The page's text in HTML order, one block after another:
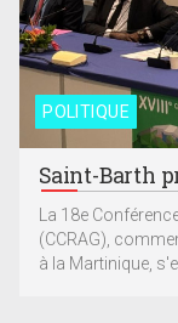
POLITIQUE
Saint-Barth
La 18e
(CCRAG),
à la Martinique,